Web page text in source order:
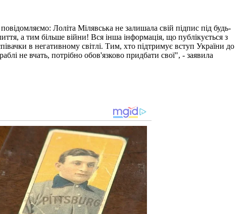
Лоліта Мілявська не залишала свій підпис під будь-
а тим більше війни! Вся інша інформація, що публікується з
в негативному світлі. Тим, хто підтримує вступ України до
не вчать, потрібно обов'язково придбати свої", - заявила